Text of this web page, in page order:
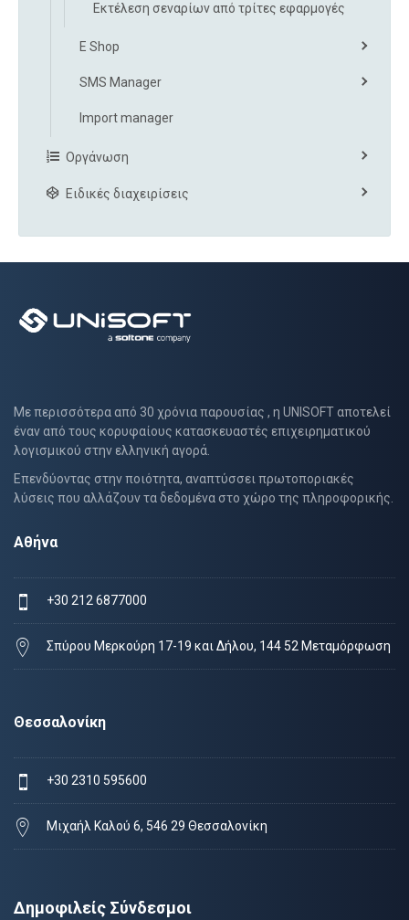
Εκτέλεση σεναρίων από τρίτες εφαρμογές
E Shop
SMS Manager
Import manager
Οργάνωση
Ειδικές διαχειρίσεις
Με περισσότερα από 30 χρόνια παρουσίας , η UNISOFT αποτελεί
έναν από τους κορυφαίους κατασκευαστές επιχειρηματικού
λογισμικού στην ελληνική αγορά.
Επενδύοντας στην ποιότητα, αναπτύσσει πρωτοποριακές
λύσεις που αλλάζουν τα δεδομένα στο χώρο της πληροφορικής.
Αθήνα
+30 212 6877000
Σπύρου Μερκούρη 17-19 και Δήλου, 144 52 Μεταμόρφωση
Θεσσαλονίκη
+30 2310 595600
Μιχαήλ Καλού 6, 546 29 Θεσσαλονίκη
Δημοφιλείς Σύνδεσμοι